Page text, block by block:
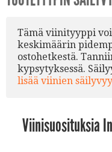
Tämä viinityyppi
keskimäärin
ostohetkestä.
kypsytyksessä.
lisää viinien
Viinisuosituksia